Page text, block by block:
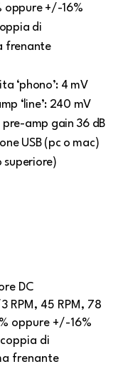
oppure +/-16%
di
frenante
‘phono’: 4 mV
‘line’: 240 mV
pre-amp gain 36 dB
USB (pc o mac)
superiore)
DC
RPM, 45 RPM, 78
oppure +/-16%
di
frenante